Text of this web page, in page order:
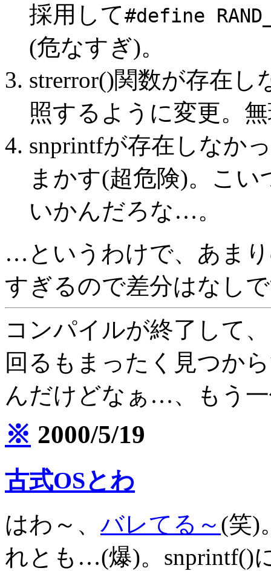
採用して#define
(危なすぎ)。
strerror()関数が存在し
照するように変更。
snprintfが存在しなか
まかす(超危険)。こ
いかんだろな…。
…というわけで、あま
すぎるので差分はなし
コンパイルが終了して
回るもまったく見つか
んだけどなぁ…、もう
※ 2000/5/19
古式OSとわ
はわ～、 バレてる～ (笑)
れとも…(爆)。snprintf()